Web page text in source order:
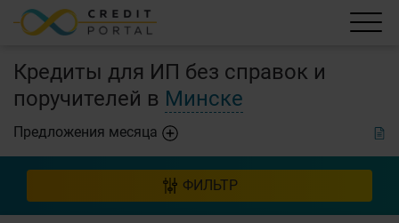
Кредиты для ИП без справок и
поручителей в Минске
Предложения месяца
ФИЛЬТР